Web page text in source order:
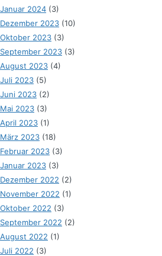
Januar 2024 (3)
Dezember 2023 (10)
Oktober 2023 (3)
September 2023 (3)
August 2023 (4)
Juli 2023 (5)
Juni 2023 (2)
Mai 2023 (3)
April 2023 (1)
März 2023 (18)
Februar 2023 (3)
Januar 2023 (3)
Dezember 2022 (2)
November 2022 (1)
Oktober 2022 (3)
September 2022 (2)
August 2022 (1)
Juli 2022 (3)